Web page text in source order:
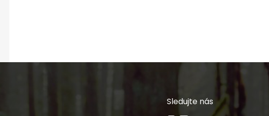
Sledujte nás